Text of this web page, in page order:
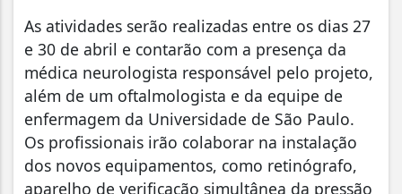
As atividades serão realizadas entre os dias 27
e 30 de abril e contarão com a presença da
médica neurologista responsável pelo projeto,
além de um oftalmologista e da equipe de
enfermagem da Universidade de São Paulo.
Os profissionais irão colaborar na instalação
dos novos equipamentos, como retinógrafo,
aparelho de verificação simultânea da pressão